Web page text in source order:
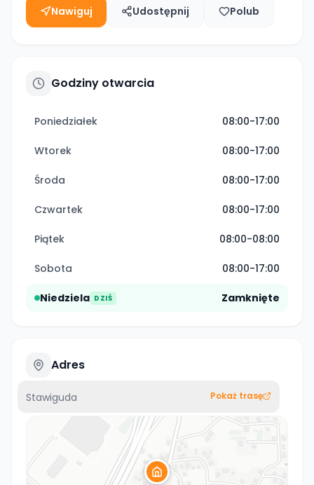
Nawiguj Udostępnij Polub
Godziny otwarcia
Poniedziałek 08:00-17:00
Wtorek 08:00-17:00
Środa 08:00-17:00
Czwartek 08:00-17:00
Piątek 08:00-08:00
Sobota 08:00-17:00
Niedziela DZIŚ Zamknięte
Adres
Stawiguda Pokaż trasę